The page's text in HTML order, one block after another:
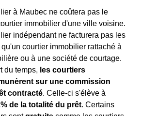
à Maubec ne coûtera pas le
immobilier d'une ville voisine.
indépendant ne facturera pas les
courtier immobilier rattaché à
ou à une société de courtage.
du temps, les courtiers
sur une commission
contracté. Celle-ci s'élève à
de la totalité du prêt. Certains